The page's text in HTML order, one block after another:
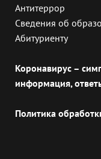
Антитеррор
Сведения об
Абитуриенту
Коронавирус –
информация,
Политика